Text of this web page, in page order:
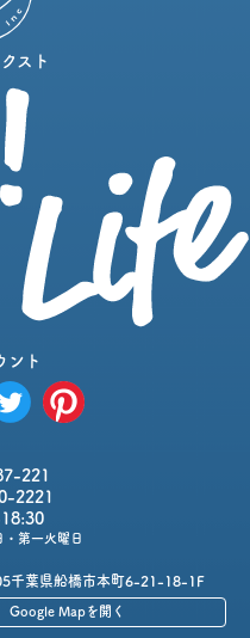
スト
ント
221
2221
第一火曜日
千葉県船橋市本町6-21-18-1F
Google Mapを開く